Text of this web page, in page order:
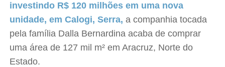
investindo R$ 120 milhões em uma nova
unidade, em Calogi, Serra,a companhia tocada
pela família Dalla Bernardina acaba de comprar
uma área de 127 mil m² em Aracruz, Norte do
Estado.